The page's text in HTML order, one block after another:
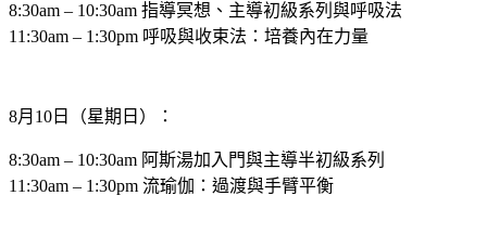
8:30am – 10:30am 指導冥想、主導初級系列與呼吸法
11:30am – 1:30pm 呼吸與收束法：培養內在力量
8月10日（星期日）：
8:30am – 10:30am 阿斯湯加入門與主導半初級系列
11:30am – 1:30pm 流瑜伽：過渡與手臂平衡